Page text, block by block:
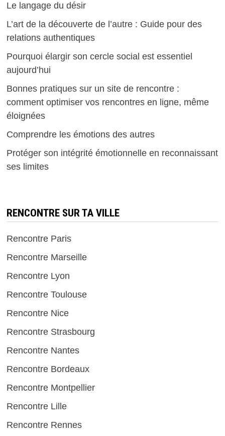
Le langage du désir
L’art de la découverte de l’autre : Guide pour des
relations authentiques
Pourquoi élargir son cercle social est essentiel
aujourd’hui
Bonnes pratiques sur un site de rencontre :
comment optimiser vos rencontres en ligne, même
éloignées
Comprendre les émotions des autres
Protéger son intégrité émotionnelle en reconnaissant
ses limites
RENCONTRE SUR TA VILLE
Rencontre Paris
Rencontre Marseille
Rencontre Lyon
Rencontre Toulouse
Rencontre Nice
Rencontre Strasbourg
Rencontre Nantes
Rencontre Bordeaux
Rencontre Montpellier
Rencontre Lille
Rencontre Rennes